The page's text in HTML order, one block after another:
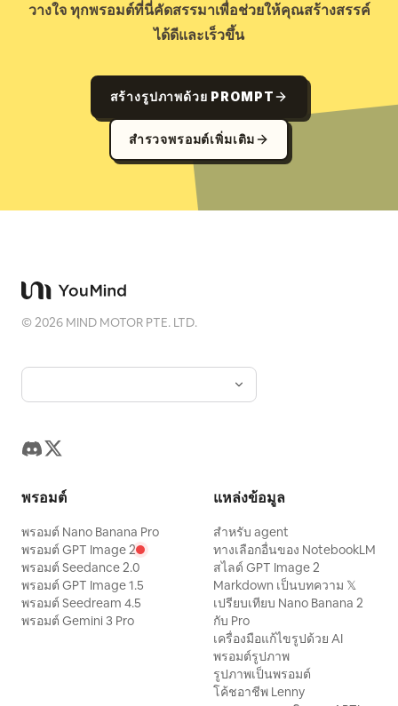
วางใจ ทุกพรอมต์ที่นี่คัดสรรมาเพื่อช่วยให้คุณสร้างสรรค์
ได้ดีและเร็วขึ้น
สร้างรูปภาพด้วย PROMPT
สำรวจพรอมต์เพิ่มเติม
©2026 MIND MOTOR PTE. LTD.
พรอมต์
พรอมต์ Nano Banana Pro
พรอมต์ GPT Image 2
พรอมต์ Seedance 2.0
พรอมต์ GPT Image 1.5
พรอมต์ Seedream 4.5
พรอมต์ Gemini 3 Pro
แหล่งข้อมูล
สำหรับ agent
ทางเลือกอื่นของ NotebookLM
สไลด์ GPT Image 2
Markdown เป็นบทความ 𝕏
เปรียบเทียบ Nano Banana 2
กับ Pro
เครื่องมือแก้ไขรูปด้วย AI
พรอมต์รูปภาพ
รูปภาพเป็นพรอมต์
โค้ชอาชีพ Lenny